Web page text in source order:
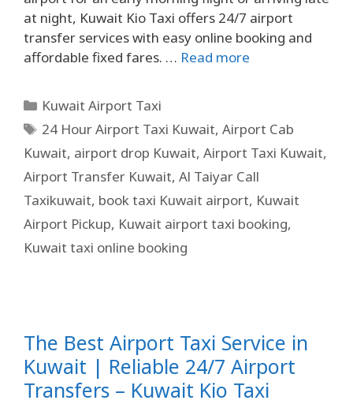
at night, Kuwait Kio Taxi offers 24/7 airport
transfer services with easy online booking and
affordable fixed fares. … Read more
Kuwait Airport Taxi
24 Hour Airport Taxi Kuwait,Airport Cab
Kuwait, airport drop Kuwait, Airport Taxi Kuwait,
Airport Transfer Kuwait, Al Taiyar Call
Taxikuwait, book taxi Kuwait airport, Kuwait
Airport Pickup, Kuwait airport taxi booking,
Kuwait taxi online booking
The Best Airport Taxi Service in
Kuwait | Reliable 24/7 Airport
Transfers – Kuwait Kio Taxi